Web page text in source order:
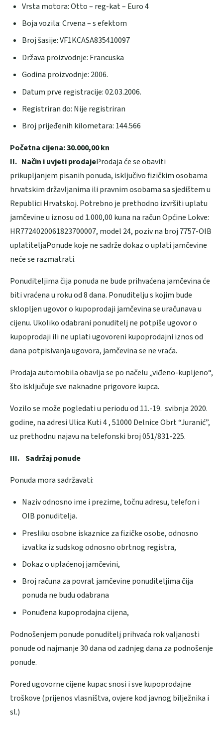
Vrsta motora: Otto – reg-kat – Euro 4
Boja vozila: Crvena – s efektom
Broj šasije: VF1KCASA835410097
Država proizvodnje: Francuska
Godina proizvodnje: 2006.
Datum prve registracije: 02.03.2006.
Registriran do: Nije registriran
Broj prijeđenih kilometara: 144.566
Početna cijena: 30.000,00 kn
II. Način i uvjeti prodajeProdaja će se obaviti
prikupljanjem pisanih ponuda, isključivo fizičkim osobama
hrvatskim državljanima ili pravnim osobama sa sjedištem u
Republici Hrvatskoj. Potrebno je prethodno izvršiti uplatu
jamčevine u iznosu od 1.000,00 kuna na račun Općine Lokve:
HR7724020061823700007, model 24, poziv na broj 7757-OIB
uplatiteljaPonude koje ne sadrže dokaz o uplati jamčevine
neće se razmatrati.
Ponuditeljima čija ponuda ne bude prihvaćena jamčevina će
biti vraćena u roku od 8 dana. Ponuditelju s kojim bude
sklopljen ugovor o kupoprodaji jamčevina se uračunava u
cijenu. Ukoliko odabrani ponuditelj ne potpiše ugovor o
kupoprodaji ili ne uplati ugovoreni kupoprodajni iznos od
dana potpisivanja ugovora, jamčevina se ne vraća.
Prodaja automobila obavlja se po načelu „viđeno-kupljeno“,
što isključuje sve naknadne prigovore kupca.
Vozilo se može pogledati u periodu od 11.-19. svibnja 2020.
godine, na adresi Ulica Kuti 4 , 51000 Delnice Obrt “Juranić”,
uz prethodnu najavu na telefonski broj 051/831-225.
III. Sadržaj ponude
Ponuda mora sadržavati:
Naziv odnosno ime i prezime, točnu adresu, telefon i
OIB ponuditelja.
Presliku osobne iskaznice za fizičke osobe, odnosno
izvatka iz sudskog odnosno obrtnog registra,
Dokaz o uplaćenoj jamčevini,
Broj računa za povrat jamčevine ponuditeljima čija
ponuda ne budu odabrana
Ponuđena kupoprodajna cijena,
Podnošenjem ponude ponuditelj prihvaća rok valjanosti
ponude od najmanje 30 dana od zadnjeg dana za podnošenje
ponude.
Pored ugovorne cijene kupac snosi i sve kupoprodajne
troškove (prijenos vlasništva, ovjere kod javnog bilježnika i
sl.)